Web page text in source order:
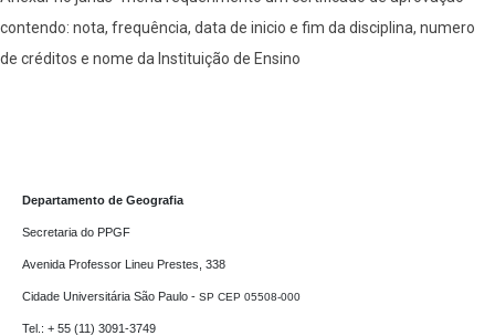
contendo: nota, frequência, data de inicio e fim da disciplina, numero
de créditos e nome da Instituição de Ensino
Departamento de Geografia
Secretaria do PPGF
Avenida Professor Lineu Prestes, 338
Cidade Universitária São Paulo - SP CEP 05508-000
Tel.: + 55 (11) 3091-3749